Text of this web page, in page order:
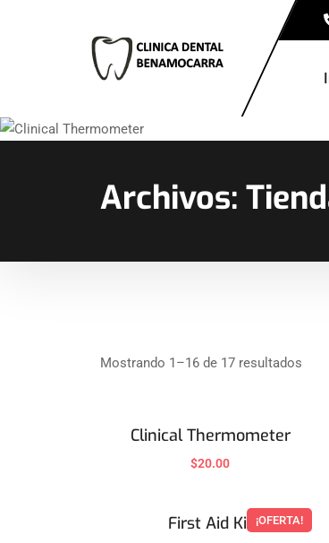
Archivos:
Mostrando 1–16 de 17 resultados
Clinical Thermometer
$20.00
¡OFERTA!
First Aid Kit